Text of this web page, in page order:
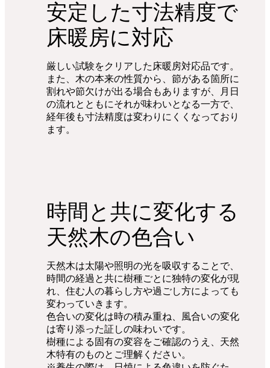
安定した寸法精度で
床暖房に対応
厳しい試験をクリアした床暖房対応品です。
また、木の本来の性質から、節がある箇所に
割れや節欠けが出る場合もありますが、月日
の流れとともにそれが味わいとなる一方で、
経年後も寸法精度は変わりにくくなっており
ます。
時間と共に変化する
天然木の色合い
天然木は太陽や照明の光を吸収することで、
時間の経過と共に樹種ごとに独特の変化が現
れ、住む人の暮らし方や過ごし方によっても
変わっていきます。
色合いの変化は時の積み重ね、風合いの変化
は寄り添った証しの味わいです。
樹種による固有の変容をご確認のうえ、天然
木特有のものとご理解ください。